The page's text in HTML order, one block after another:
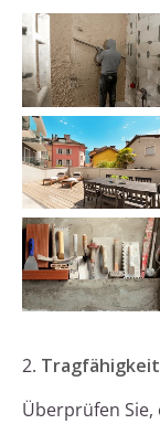
2.
Überprüfen